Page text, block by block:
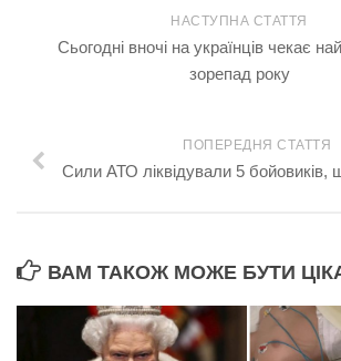
НАСТУПНА СТАТТЯ
Сьогодні вночі на українців чекає
зорепад року
ПОПЕРЕДНЯ СТАТТЯ
Сили АТО ліквідували 5 бойовиків,
ВАМ ТАКОЖ МОЖЕ БУТИ